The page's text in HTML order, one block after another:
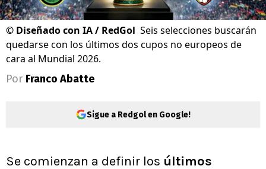
© Diseñado con IA / RedGol Seis selecciones buscarán
quedarse con los últimos dos cupos no europeos de
cara al Mundial 2026.
Por Franco Abatte
Sigue a Redgol en Google!
Se comienzan a definir los últimos